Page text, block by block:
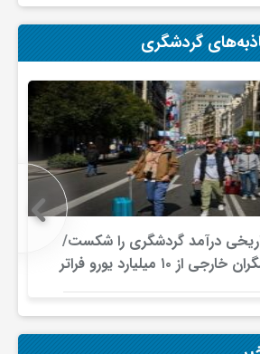
گردشگری
گردشگری را شکست/
هزینه‌کرد گردشگران خارجی از ۱۰ میلیارد یورو فراتر